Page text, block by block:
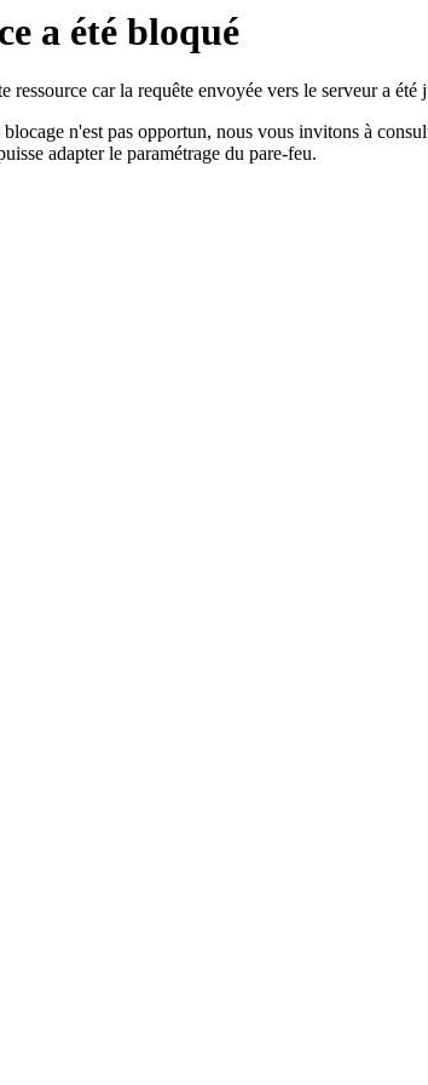
a été bloqué
car la requête envoyée vers le serveur a été
n'est pas opportun, nous vous invitons à
adapter le paramétrage du pare-feu.